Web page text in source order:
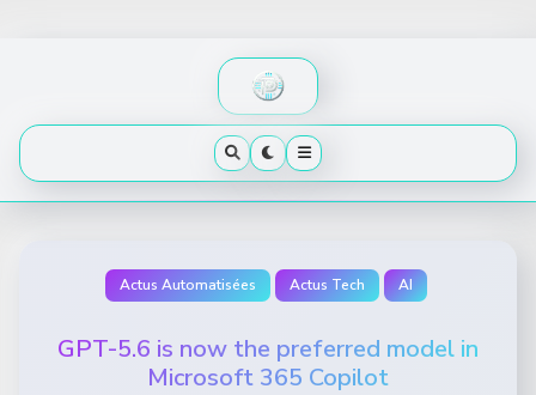
Actus Automatisées Actus Tech AI
GPT-5.6 is now the preferred model in
Microsoft 365 Copilot